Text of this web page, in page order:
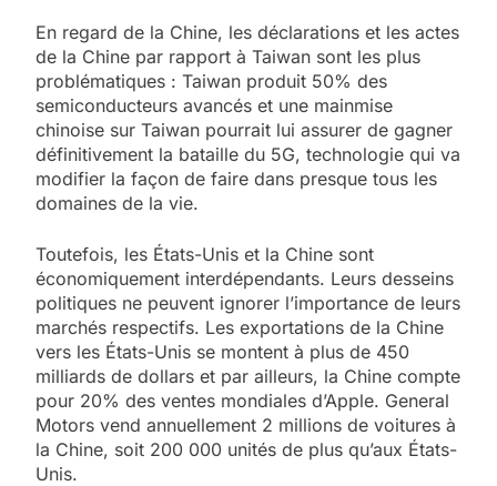
En regard de la Chine, les déclarations et les actes
de la Chine par rapport à Taiwan sont les plus
problématiques : Taiwan produit 50% des
semiconducteurs avancés et une mainmise
chinoise sur Taiwan pourrait lui assurer de gagner
définitivement la bataille du 5G, technologie qui va
modifier la façon de faire dans presque tous les
domaines de la vie.
Toutefois, les États-Unis et la Chine sont
économiquement interdépendants. Leurs desseins
politiques ne peuvent ignorer l’importance de leurs
marchés respectifs. Les exportations de la Chine
vers les États-Unis se montent à plus de 450
milliards de dollars et par ailleurs, la Chine compte
pour 20% des ventes mondiales d’Apple. General
Motors vend annuellement 2 millions de voitures à
la Chine, soit 200 000 unités de plus qu’aux États-
Unis.